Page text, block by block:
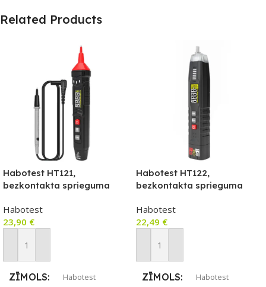
Related Products
Habotest HT121,
bezkontakta sprieguma
NCV, True RMS
Habotest
23,90 €
Pievienot Grozam
ZĪMOLS Habotest
Habotest HT122,
bezkontakta sprieguma
NCV, True RMS
Habotest
22,49 €
Pievienot Grozam
ZĪMOLS Habotest